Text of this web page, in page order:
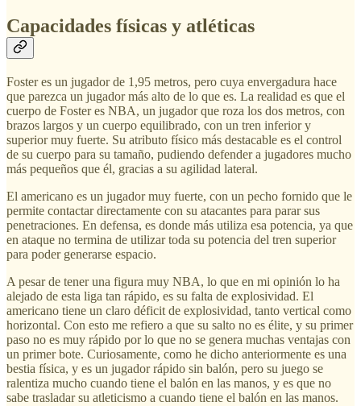
Capacidades físicas y atléticas
Foster es un jugador de 1,95 metros, pero cuya envergadura hace
que parezca un jugador más alto de lo que es. La realidad es que el
cuerpo de Foster es NBA, un jugador que roza los dos metros, con
brazos largos y un cuerpo equilibrado, con un tren inferior y
superior muy fuerte. Su atributo físico más destacable es el control
de su cuerpo para su tamaño, pudiendo defender a jugadores mucho
más pequeños que él, gracias a su agilidad lateral.
El americano es un jugador muy fuerte, con un pecho fornido que le
permite contactar directamente con su atacantes para parar sus
penetraciones. En defensa, es donde más utiliza esa potencia, ya que
en ataque no termina de utilizar toda su potencia del tren superior
para poder generarse espacio.
A pesar de tener una figura muy NBA, lo que en mi opinión lo ha
alejado de esta liga tan rápido, es su falta de explosividad. El
americano tiene un claro déficit de explosividad, tanto vertical como
horizontal. Con esto me refiero a que su salto no es élite, y su primer
paso no es muy rápido por lo que no se genera muchas ventajas con
un primer bote. Curiosamente, como he dicho anteriormente es una
bestia física, y es un jugador rápido sin balón, pero su juego se
ralentiza mucho cuando tiene el balón en las manos, y es que no
sabe trasladar su atleticismo a cuando tiene el balón en las manos.